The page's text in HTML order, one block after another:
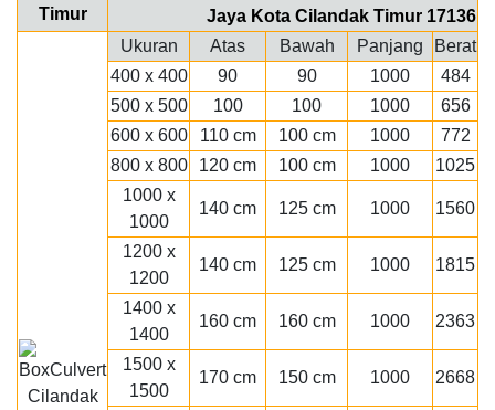
Jaya Kota Cilandak Timur 17136
Ukuran
Atas Bawah Panjang
Berat
400 x 400
90 90 1000
484
500 x 500
100 100 1000
656
600 x 600
110 cm 100 cm 1000
772
800 x 800
120 cm 100 cm 1000
1025
1000 x
1000
140 cm 125 cm 1000 1560
1200 x
1200
140 cm 125 cm 1000 1815
1400 x
1400
160 cm 160 cm 1000 2363
1500 x
1500
170 cm 150 cm 1000 2668